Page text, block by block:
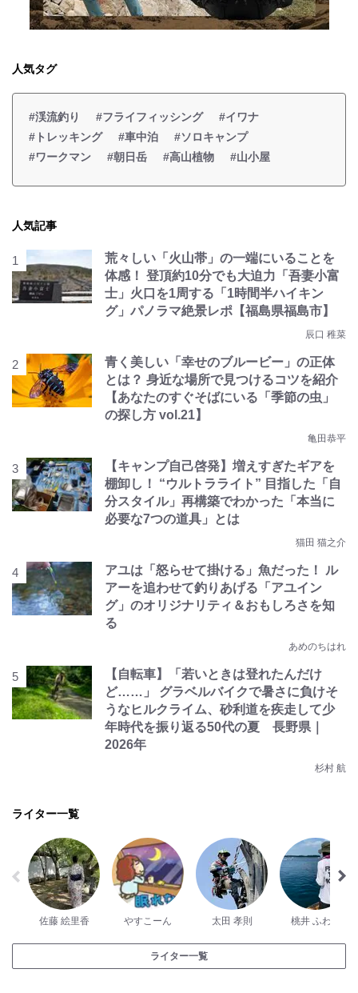
人気タグ
#渓流釣り #フライフィッシング
#イワナ
#トレッキング
#車中泊
#ソロキャンプ
#ワークマン
#朝日岳 #高山植物 #山小屋
人気記事
荒々しい「火山帯」の一端にいることを
体感！ 登頂約10分でも大迫力「吾妻小富
士」火口を1周する「1時間半ハイキン
グ」パノラマ絶景レポ【福島県福島市】
辰口 稚菜
青く美しい「幸せのブルービー」の正体
とは？ 身近な場所で見つけるコツを紹介
【あなたのすぐそばにいる「季節の虫」
の探し方 vol.21】
亀田恭平
【キャンプ自己啓発】増えすぎたギアを
棚卸し！ “ウルトラライト” 目指した「自
分スタイル」再構築でわかった「本当に
必要な7つの道具」とは
猫田 猫之介
アユは「怒らせて掛ける」魚だった！ ル
アーを追わせて釣りあげる「アユイン
グ」のオリジナリティ＆おもしろさを知
る
あめのちはれ
【自転車】「若いときは登れたんだけ
ど……」 グラベルバイクで暑さに負けそ
うなヒルクライム、砂利道を疾走して少
年時代を振り返る50代の夏 長野県｜
2026年
杉村 航
ライター一覧
佐藤 絵里香 やすこーん 太田 孝則 桃井 ふわわ
ライター一覧